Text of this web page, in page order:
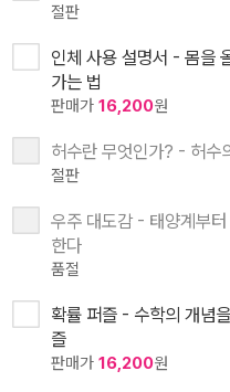
절판
인체 사용 설명서 - 몸을
가는 법
판매가 16,200원
허수란 무엇인가? - 허수
절판
우주 대도감 - 태양계부
한다
품절
확률 퍼즐 - 수학의 개념
즐
판매가 16,200원